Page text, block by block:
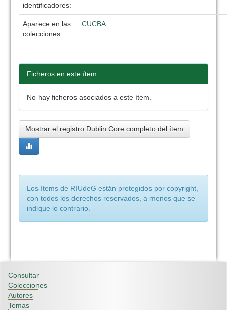
identificadores:
Aparece en las
colecciones:
CUCBA
Ficheros en este ítem:
No hay ficheros asociados a este ítem.
Mostrar el registro Dublin Core completo del ítem
Los ítems de RIUdeG están protegidos por copyright,
con todos los derechos reservados, a menos que se
indique lo contrario.
Consultar
Colecciones
Autores
Temas